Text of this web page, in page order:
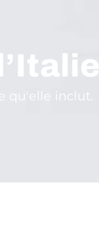
qu'elle inclut.